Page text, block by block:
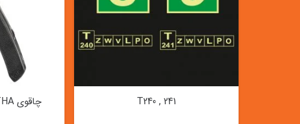
T240 , 241 چاقوی SPATHA مدل PETZL